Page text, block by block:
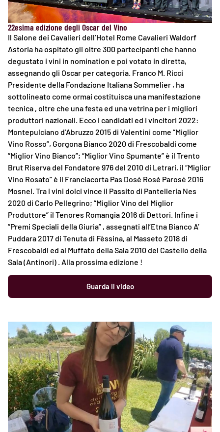
22esima edizione degli Oscar del Vino
Il Salone dei Cavalieri dell’Hotel Rome Cavalieri Waldorf
Astoria ha ospitato gli oltre 300 partecipanti che hanno
degustato i vini in nomination e poi votato in diretta,
assegnando gli Oscar per categoria. Franco M. Ricci
Presidente della Fondazione Italiana Sommelier , ha
sottolineato come ormai costituisca una manifestazione
tecnica , oltre che una festa ed una vetrina per i migliori
produttori nazionali. Ecco i candidati ed i vincitori 2022:
Montepulciano d’Abruzzo 2015 di Valentini come “Miglior
Vino Rosso”, Gorgona Bianco 2020 di Frescobaldi come
“Miglior Vino Bianco”; “Miglior Vino Spumante” è il Trento
Brut Riserva del Fondatore 976 del 2010 di Letrari, il “Miglior
Vino Rosato” è il Franciacorta Pas Dosé Rosé Parosé 2016
Mosnel. Tra i vini dolci vince il Passito di Pantelleria Nes
2020 di Carlo Pellegrino; “Miglior Vino del Miglior
Produttore” il Tenores Romangia 2016 di Dettori. Infine i
“Premi Speciali della Giuria” , assegnati all’Etna Bianco A’
Puddara 2017 di Tenuta di Fèssina, al Masseto 2018 di
Frescobaldi ed al Muffato della Sala 2010 del Castello della
Sala (Antinori) . Alla prossima edizione !
Guarda il video